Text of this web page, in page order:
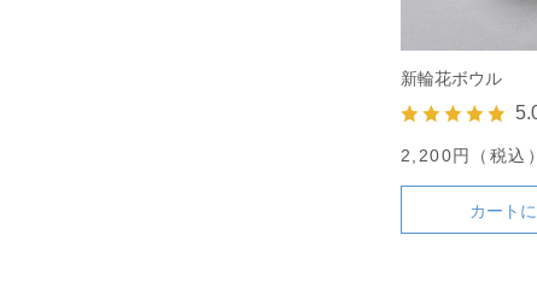
新輪花ボウル
2,200円（税込）
カート